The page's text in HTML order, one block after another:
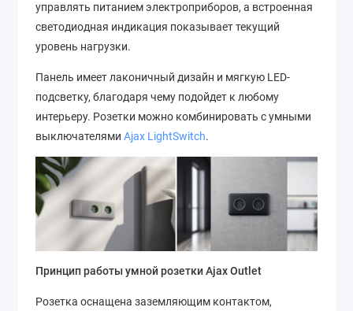
управлять питанием электроприборов, а встроенная
светодиодная индикация показывает текущий
уровень нагрузки.
Панель имеет лаконичный дизайн и мягкую LED-
подсветку, благодаря чему подойдет к любому
интерьеру. Розетки можно комбинировать с умными
выключателями Ajax LightSwitch.
Принцип работы умной розетки Ajax Outlet
Розетка оснащена заземляющим контактом,